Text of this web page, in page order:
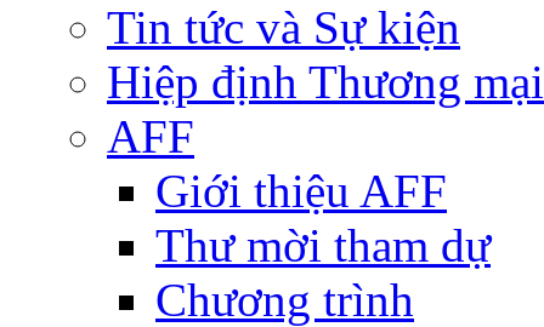
Tin tức và Sự kiện
Hiệp định Thương
AFF
Giới thiệu AFF
Thư mời tham dự
Chương trình